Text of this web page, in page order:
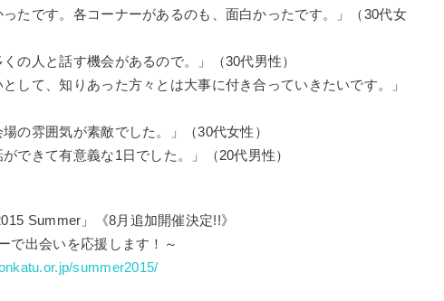
ったです。各コーナーがあるのも、面白かったです。」（30代女
の人と話す機会があるので。」（30代男性）
して、知りあった方々とは大事に付き合っていきたいです。」
の雰囲気が素敵でした。」（30代女性）
できて有意義な1日でした。」（20代男性）
Summer」《8月追加開催決定!!》
で出会いを応援します！～
summer2015/